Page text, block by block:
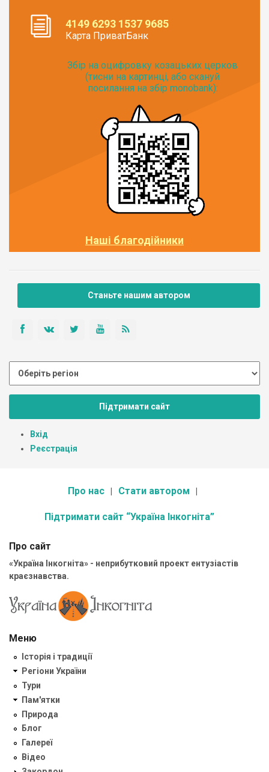
4149 6293 1537 9685
Карта ПриватБанк
Збір на оцифровку козацьких церков
(тисни на картинці, або скануй
посилання на збір monobank):
Наші благодійники
Станьте нашим автором
Підтримати сайт
Вхід
Реєстрація
Про нас Стати автором
Підтримати сайт “Україна Інкогніта”
Про сайт
«Україна Інкогніта» - неприбутковий проект ентузіастів
краєзнавства.
Меню
Історія і традиції
Регіони України
Тури
Пам'ятки
Природа
Блог
Галереї
Відео